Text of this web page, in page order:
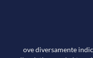
ove diversamente